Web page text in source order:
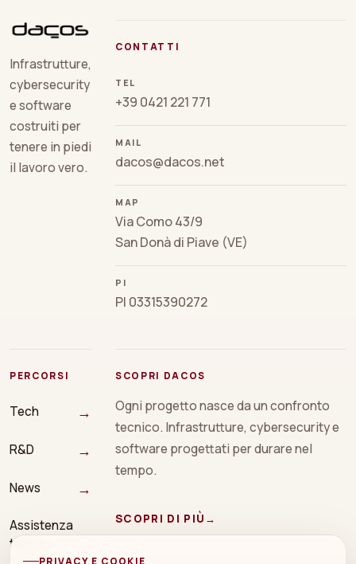
Infrastrutture,
cybersecurity
e software
costruiti per
tenere in piedi
il lavoro vero.
CONTATTI
TEL
+39 0421 221 771
MAIL
dacos@dacos.net
MAP
Via Como 43/9
San Donà di Piave (VE)
PI
PI 03315390272
PERCORSI
Tech →
R&D →
News →
Assistenza
tecnica
→
SCOPRI DACOS
Ogni progetto nasce da un confronto
tecnico. Infrastrutture, cybersecurity e
software progettati per durare nel
tempo.
SCOPRI DI PIÙ →
PRIVACY E COOKIE